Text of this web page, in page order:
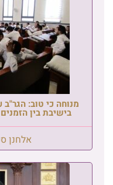
מנוחה כי טוב:
בישיבת בין
אלחנן